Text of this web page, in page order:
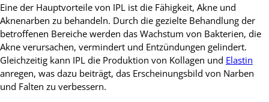
Eine der Hauptvorteile von IPL ist die Fähigkeit, Akne und
Aknenarben zu behandeln. Durch die gezielte Behandlung der
betroffenen Bereiche werden das Wachstum von Bakterien, die
Akne verursachen, vermindert und Entzündungen gelindert.
Gleichzeitig kann IPL die Produktion von Kollagen und Elastin
anregen, was dazu beiträgt, das Erscheinungsbild von Narben
und Falten zu verbessern.